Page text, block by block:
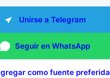
Unirse a Telegram
Seguir en WhatsApp
como fuente preferida